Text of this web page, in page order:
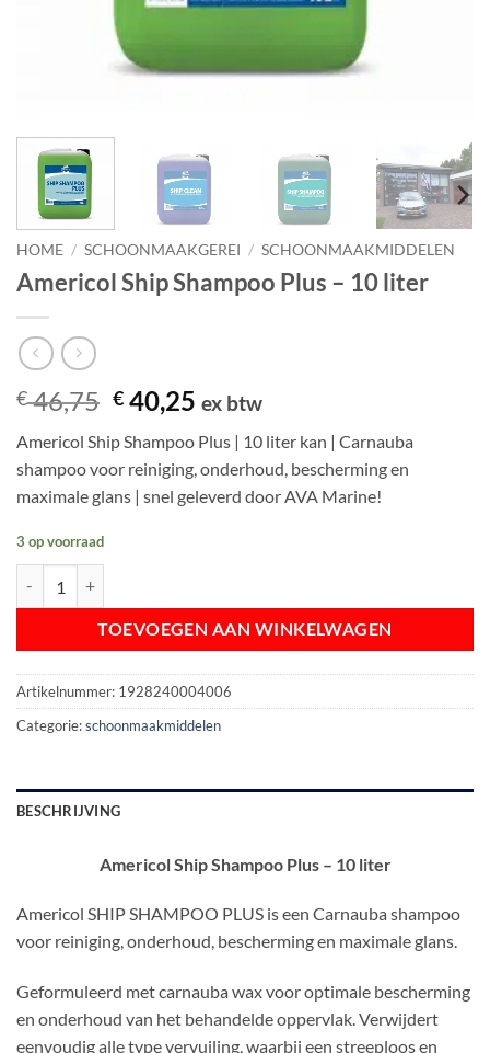
HOME / SCHOONMAAKGEREI / SCHOONMAAKMIDDELEN
Americol Ship Shampoo Plus – 10 liter
€46,75 Oorspronkelijke
prijs
was:
€ 46,75.
€ 40,25 Huidige
is:
€ 40,25.
ex btw
Americol Ship Shampoo Plus | 10 liter kan | Carnauba
shampoo voor reiniging, onderhoud, bescherming en
maximale glans | snel geleverd door AVA Marine!
3 op voorraad
TOEVOEGEN AAN WINKELWAGEN
Artikelnummer: 1928240004006
Categorie:schoonmaakmiddelen
BESCHRIJVING
Americol Ship Shampoo Plus – 10 liter
Americol SHIP SHAMPOO PLUS is een Carnauba shampoo
voor reiniging, onderhoud, bescherming en maximale glans.
Geformuleerd met carnauba wax voor optimale bescherming
en onderhoud van het behandelde oppervlak. Verwijdert
eenvoudig alle type vervuiling, waarbij een streeploos en